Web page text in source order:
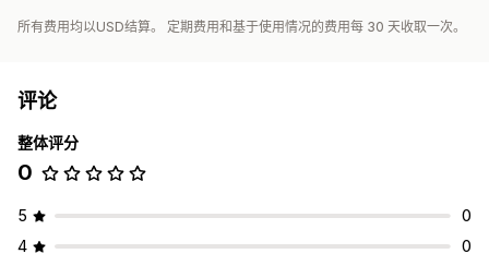
所有费用均以USD结算。 定期费用和基于使用情况的费用每 30 天收取一次。
评论
整体评分
0
5
0
4
0